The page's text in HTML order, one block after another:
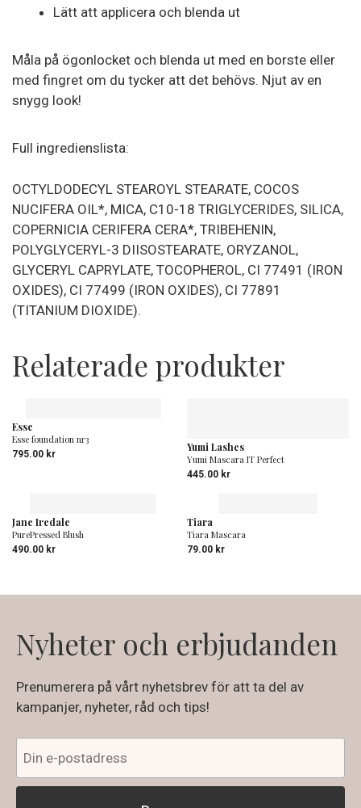
Lätt att applicera och blenda ut
Måla på ögonlocket och blenda ut med en borste eller
med fingret om du tycker att det behövs. Njut av en
snygg look!
Full ingredienslista:
OCTYLDODECYL STEAROYL STEARATE, COCOS
NUCIFERA OIL*, MICA, C10-18 TRIGLYCERIDES, SILICA,
COPERNICIA CERIFERA CERA*, TRIBEHENIN,
POLYGLYCERYL-3 DIISOSTEARATE, ORYZANOL,
GLYCERYL CAPRYLATE, TOCOPHEROL, CI 77491 (IRON
OXIDES), CI 77499 (IRON OXIDES), CI 77891
(TITANIUM DIOXIDE).
Relaterade produkter
Esse
Esse foundation nr3
795.00 kr
Yumi Lashes
Yumi Mascara IT Perfect
445.00 kr
Jane Iredale
PurePressed Blush
490.00 kr
Tiara
Tiara Mascara
79.00 kr
Nyheter och erbjudanden
Prenumerera på vårt nyhetsbrev för att ta del av
kampanjer, nyheter, råd och tips!